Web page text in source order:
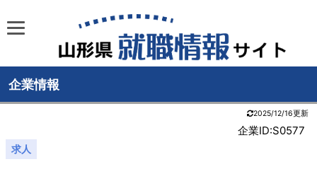
企業情報
2025/12/16更新
企業ID:S0577
求人